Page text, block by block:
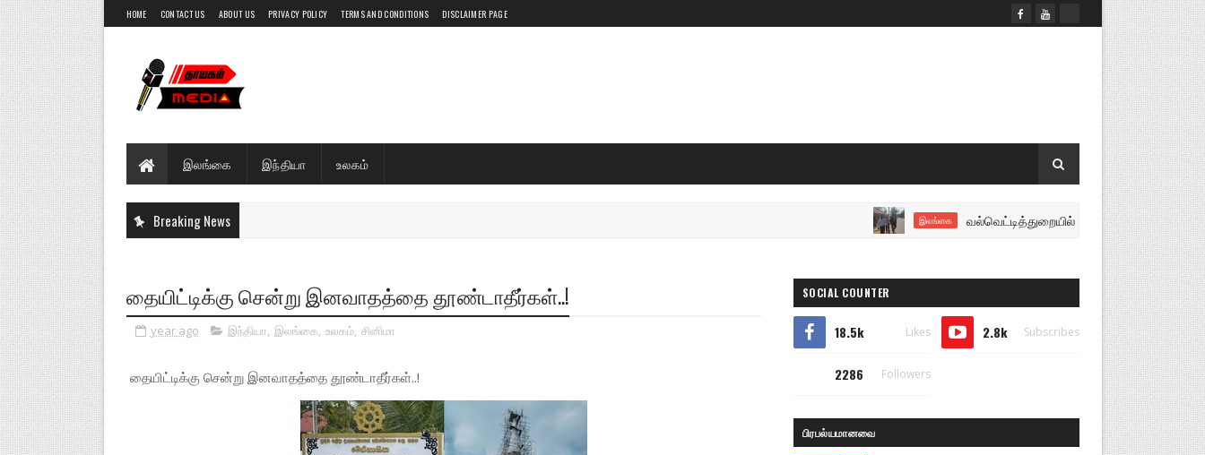
HOME CONTACT US ABOUT US PRIVACY POLICY TERMS AND CONDITIONS DISCLAIMER PAGE
இலங்கை இந்தியா உலகம்
Breaking News இலங்கை வல்வெட்டித்துறையில் குட்டிமணி தங்கத்துரை
தையிட்டிக்கு சென்று இனவாதத்தை தூண்டாதீர்கள்..!
year ago இந்தியா, இலங்கை, உலகம், சினிமா
தையிட்டிக்கு சென்று இனவாதத்தை தூண்டாதீர்கள்..!
SOCIAL COUNTER
18.5k Likes 2.8k Subscribes
2286 Followers
பிரபல்யமானவை